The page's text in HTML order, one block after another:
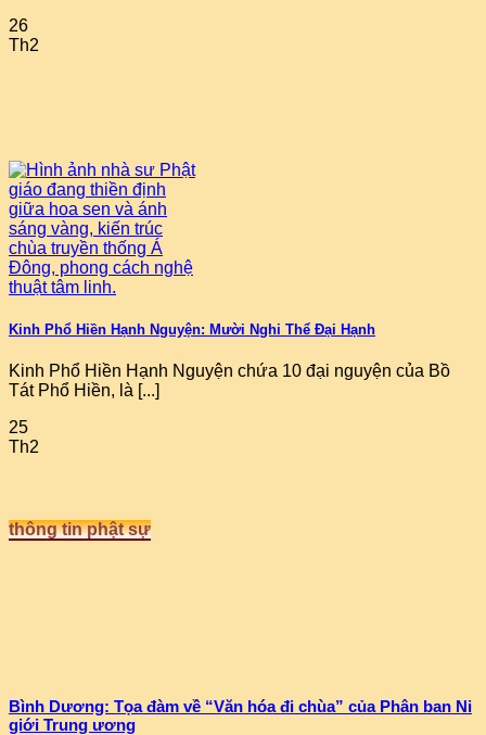
26
Th2
Kinh Phổ Hiền Hạnh Nguyện: Mười Nghi Thể Đại Hạnh
Kinh Phổ Hiền Hạnh Nguyện chứa 10 đại nguyện của Bồ
Tát Phổ Hiền, là [...]
25
Th2
thông tin phật sự
Bình Dương: Tọa đàm về “Văn hóa đi chùa” của Phân ban Ni
giới Trung ương